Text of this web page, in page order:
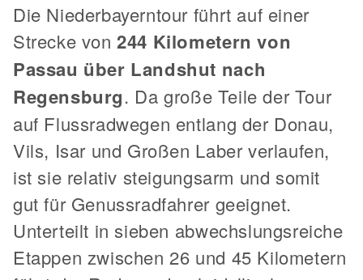
Die Niederbayerntour führt auf einer
Strecke von 244 Kilometern von
Passau über Landshut nach
Regensburg. Da große Teile der Tour
auf Flussradwegen entlang der Donau,
Vils, Isar und Großen Laber verlaufen,
ist sie relativ steigungsarm und somit
gut für Genussradfahrer geeignet.
Unterteilt in sieben abwechslungsreiche
Etappen zwischen 26 und 45 Kilometern